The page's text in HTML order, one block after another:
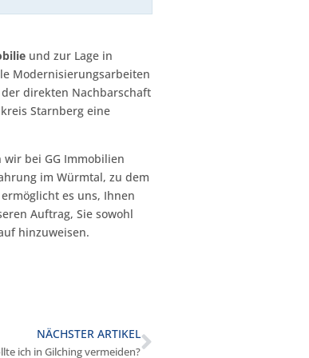
und zur Lage in
Modernisierungsarbeiten
direkten Nachbarschaft
Starnberg eine
bei GG Immobilien
im Würmtal, zu dem
es uns, Ihnen
Auftrag, Sie sowohl
hinzuweisen.
NÄCHSTER ARTIKEL
ich in Gilching vermeiden?